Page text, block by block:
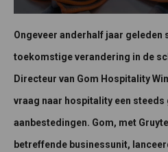
Ongeveer anderhalf jaar geleden
toekomstige verandering in de
Directeur van Gom Hospitality
vraag naar hospitality een
aanbestedingen. Gom, met
betreffende businessunit,